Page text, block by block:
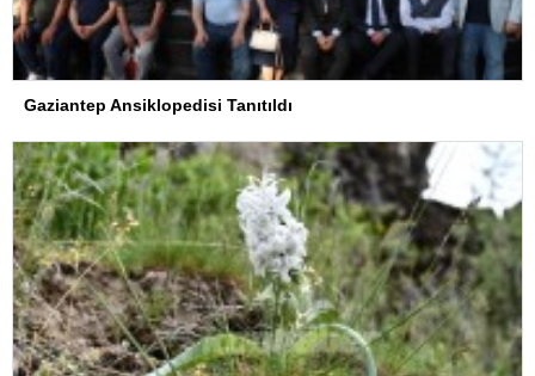
Gaziantep Ansiklopedisi Tanıtıldı